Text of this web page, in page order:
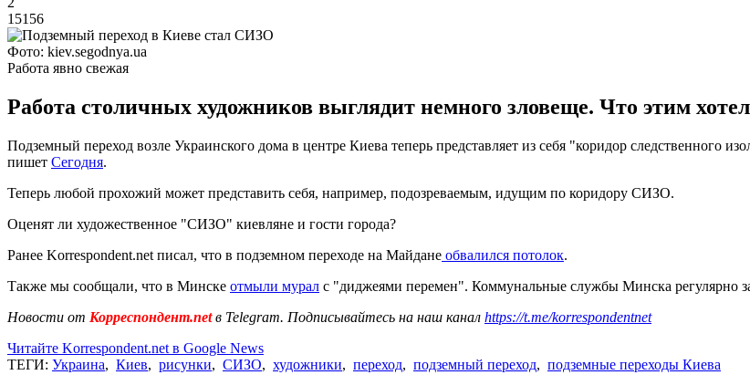
15156
Фото: kiev.segodnya.ua
Работа явно свежая
Работа столичных художников выглядит немного зловеще. Что этим
Подземный переход возле Украинского дома в центре Киева теперь представляет из себя "коридор следственного
пишет Сегодня.
Теперь любой прохожий может представить себя, например, подозреваемым, идущим по коридору СИЗО.
Оценят ли художественное "СИЗО" киевляне и гости города?
Ранее Korrespondent.net писал, что в подземном переходе на Майдане обвалился потолок.
Также мы сообщали, что в Минске отмыли мурал с "диджеями перемен". Коммунальные службы Минска регулярно
Новости от Корреспондент.netв Telegram. Подписывайтесь на наш канал https://t.me/korrespondentnet
Читайте Korrespondent.net в Google News
ТЕГИ: Украина, Киев, рисунки, СИЗО, художники, переход, подземный переход, подземные переходы Киева